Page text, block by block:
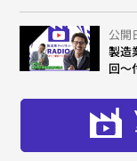
公開
製造
回～